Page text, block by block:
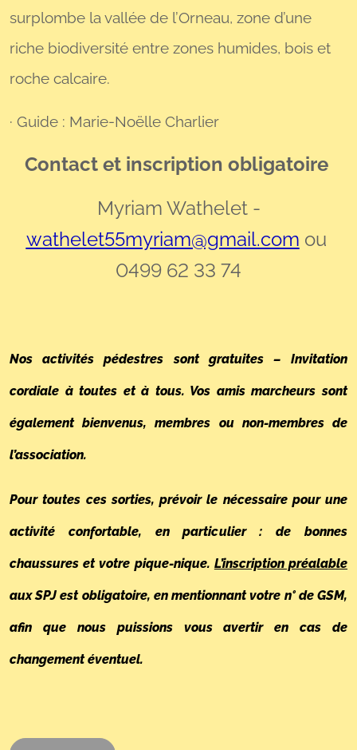
surplombe la vallée de l’Orneau, zone d’une
riche biodiversité entre zones humides, bois et
roche calcaire.
· Guide : Marie-Noëlle Charlier
Contact et inscription obligatoire
Myriam Wathelet -
wathelet55myriam@gmail.com ou
0499 62 33 74
Nos activités pédestres sont gratuites – Invitation
cordiale à toutes et à tous. Vos amis marcheurs sont
également bienvenus, membres ou non-membres de
l’association.
Pour toutes ces sorties, prévoir le nécessaire pour une
activité confortable, en particulier : de bonnes
chaussures et votre pique-nique. L’inscription préalable
aux SPJ est obligatoire, en mentionnant votre n° de GSM,
afin que nous puissions vous avertir en cas de
changement éventuel.